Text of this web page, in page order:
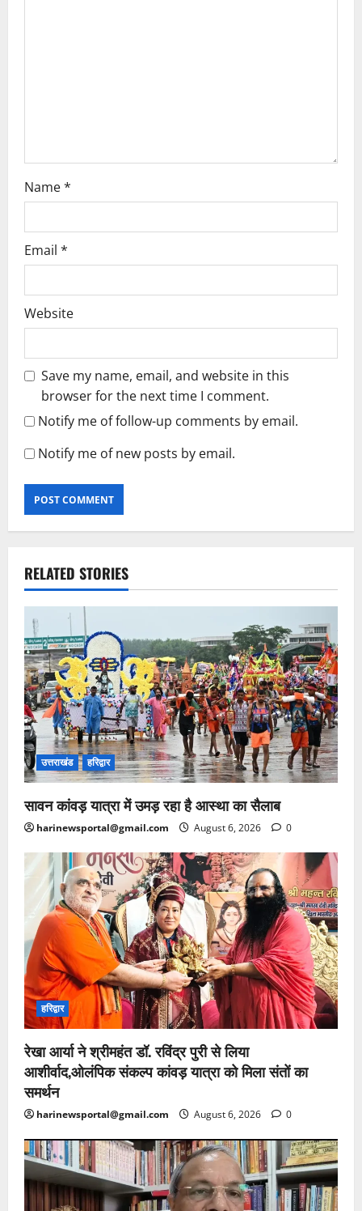
Name*
Email *
Website
Save my name, email, and website in this
browser for the next time I comment.
Notify me of follow-up comments by email.
Notify me of new posts by email.
RELATED STORIES
उत्तराखंड हरिद्वार
सावन कांवड़ यात्रा में उमड़ रहा है आस्था का सैलाब
harinewsportal@gmail.com August 6, 2026 0
हरिद्वार
रेखा आर्या ने श्रीमहंत डॉ. रविंद्र पुरी से लिया
आशीर्वाद,ओलंपिक संकल्प कांवड़ यात्रा को मिला संतों का
समर्थन
harinewsportal@gmail.com August 6, 2026 0